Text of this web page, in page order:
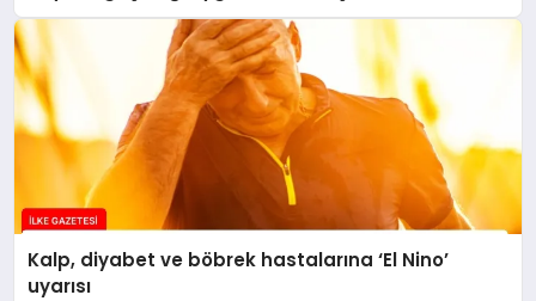
Kalp, diyabet ve böbrek hastalarına ‘El Nino’
uyarısı